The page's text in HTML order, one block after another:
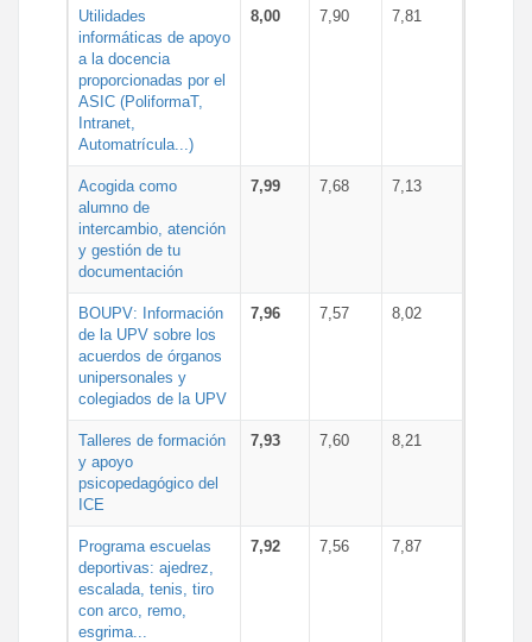
Utilidades
informáticas de apoyo
a la docencia
proporcionadas por el
ASIC (PoliformaT,
Intranet,
Automatrícula...)
8,00 7,90 7,81
Acogida como
alumno de
intercambio, atención
y gestión de tu
documentación
7,99 7,68 7,13
BOUPV: Información
de la UPV sobre los
acuerdos de órganos
unipersonales y
colegiados de la UPV
7,96 7,57 8,02
Talleres de formación
y apoyo
psicopedagógico del
ICE
7,93 7,60 8,21
Programa escuelas
deportivas: ajedrez,
escalada, tenis, tiro
con arco, remo,
esgrima...
7,92 7,56 7,87